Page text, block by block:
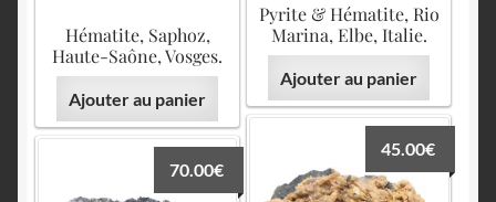
Pyrite & Hématite, Rio
Marina, Elbe, Italie.
Ajouter au panier
Hématite, Saphoz,
Haute-Saône, Vosges.
Ajouter au panier
45.00€
70.00€